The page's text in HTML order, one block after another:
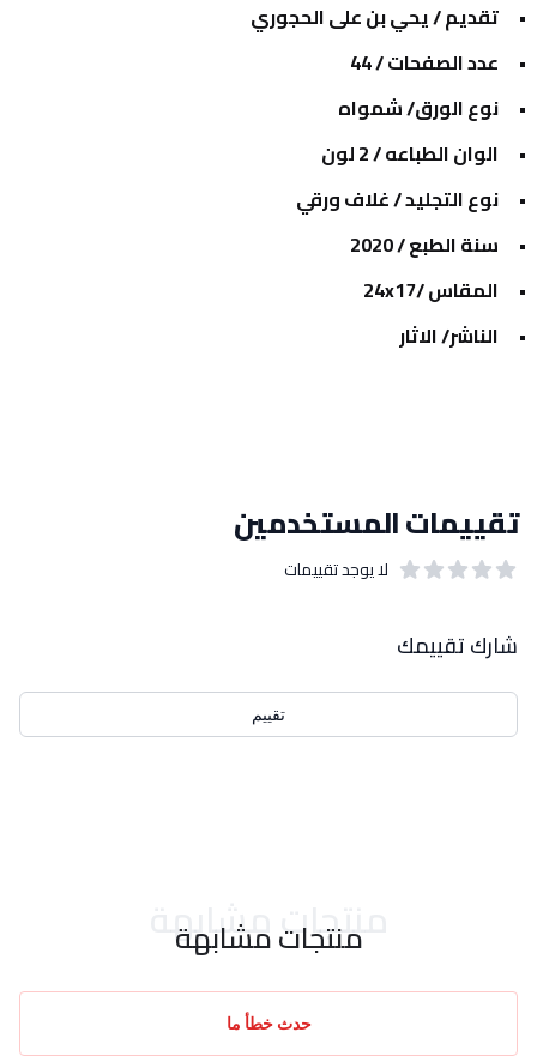
تقديم / يحي بن على الحجوري
عدد الصفحات / 44
نوع الورق/ شمواه
الوان الطباعه / 2 لون
نوع التجليد / غلاف ورقي
سنة الطبع / 2020
المقاس /24x17
الناشر/ الاثار
تقييمات المستخدمين
لا يوجد تقييمات
شارك تقييمك
تقييم
منتجات مشابهة
منتجات مشابهة
حدث خطأ ما